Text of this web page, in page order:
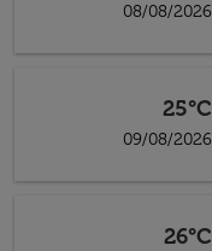
08/08/2026
25°C
09/08/2026
26°C